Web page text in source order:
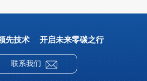
先技术 开启未来零碳之行
联系我们